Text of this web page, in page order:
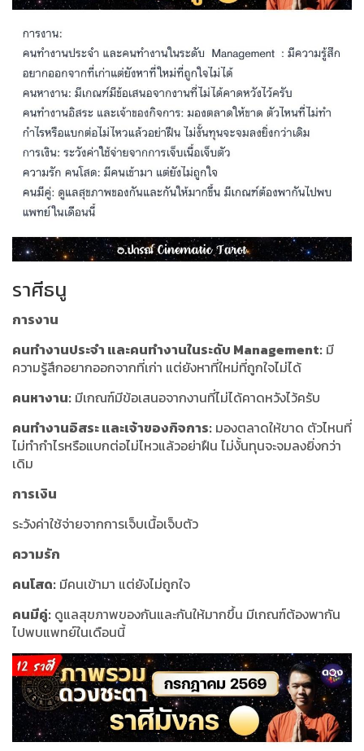
ราศีธนู
การงาน
คนทำงานประจำ และคนทำงานในระดับ Management: มี
ความรู้สึกอยากออกจากที่เก่า แต่ยังหาที่ใหม่ที่ถูกใจไม่ได้
คนหางาน: มีเกณฑ์มีข้อเสนอจากงานที่ไม่ได้คาดหวังไว้ครับ
คนทำงานอิสระ และเจ้าของกิจการ: มองตลาดให้ขาด ตัวไหนที่
ไม่ทำกำไรหรือแบกต่อไม่ไหวแล้วอย่าฝืน ไม่งั้นทุนจะจมลงยิ่งกว่า
เดิม
การเงิน
ระวังค่าใช้จ่ายจากการเจ็บเนื้อเจ็บตัว
ความรัก
คนโสด: มีคนเข้ามา แต่ยังไม่ถูกใจ
คนมีคู่: ดูแลสุขภาพของกันและกันให้มากขึ้น มีเกณฑ์ต้องพากัน
ไปพบแพทย์ในเดือนนี้